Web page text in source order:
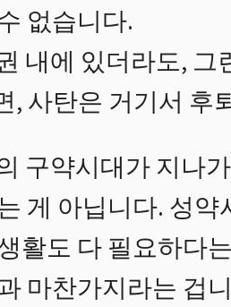
없습니다.
내에 있더라도, 그
, 사탄은 거기서 후
구약시대가 지나
게 아닙니다. 성
활도 다 필요하다
마찬가지라는 겁